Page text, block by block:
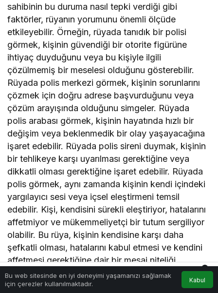
sahibinin bu duruma nasıl tepki verdiği gibi
faktörler, rüyanın yorumunu önemli ölçüde
etkileyebilir. Örneğin, rüyada tanıdık bir polisi
görmek, kişinin güvendiği bir otorite figürüne
ihtiyaç duyduğunu veya bu kişiyle ilgili
çözülmemiş bir meselesi olduğunu gösterebilir.
Rüyada polis merkezi görmek, kişinin sorunlarını
çözmek için doğru adrese başvurduğunu veya
çözüm arayışında olduğunu simgeler. Rüyada
polis arabası görmek, kişinin hayatında hızlı bir
değişim veya beklenmedik bir olay yaşayacağına
işaret edebilir. Rüyada polis sireni duymak, kişinin
bir tehlikeye karşı uyarılması gerektiğine veya
dikkatli olması gerektiğine işaret edebilir. Rüyada
polis görmek, aynı zamanda kişinin kendi içindeki
yargılayıcı sesi veya içsel eleştirmeni temsil
edebilir. Kişi, kendisini sürekli eleştiriyor, hatalarını
affetmiyor ve mükemmeliyetçi bir tutum sergiliyor
olabilir. Bu rüya, kişinin kendisine karşı daha
şefkatli olması, hatalarını kabul etmesi ve kendini
affetmesi gerektiğine dair bir mesaj niteliği
taşıyabilir. Rüyada polis görmek, çok çeşitli
anlamlara gelebilen ve kişinin yaşamındaki mevcut
Bu web sitesinde en iyi deneyimi yaşamanızı sağlamak
için çerezler kullanılmaktadır.
Kabul
Anasayfa Akış Bildirimler